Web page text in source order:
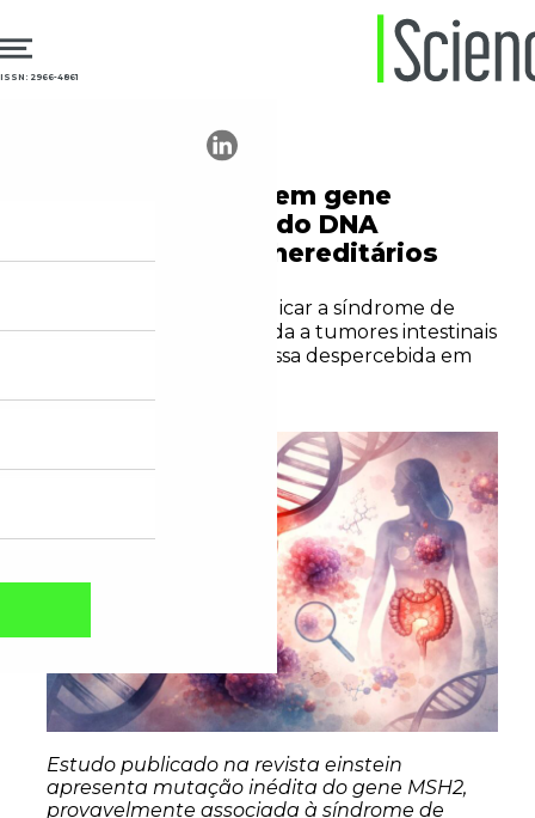
ISSN: 2966-4861
Mutação inédita em gene
ligado ao reparo do DNA
esclarece casos hereditários
Descoberta ajuda a explicar a síndrome de
Lynch, condição associada a tumores intestinais
e uterinos que ainda passa despercebida em
Arthur Almeida
Estudo publicado na revista einstein
apresenta mutação inédita do gene MSH2,
provavelmente associada à síndrome de